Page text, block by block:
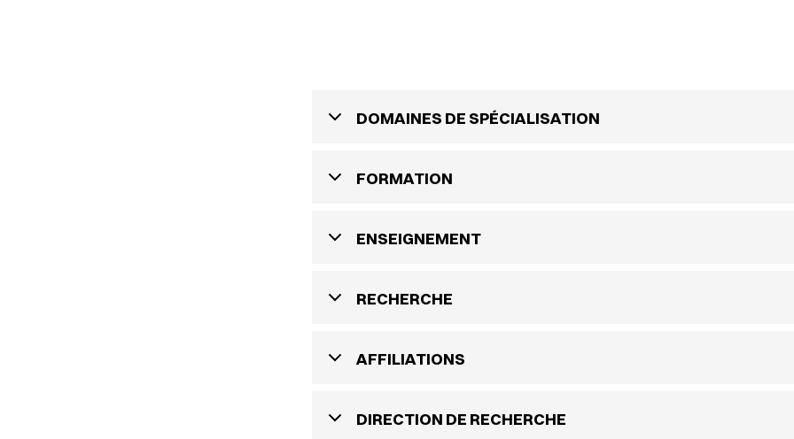
DOMAINES DE SPÉCIALISATION
FORMATION
ENSEIGNEMENT
RECHERCHE
AFFILIATIONS
DIRECTION DE RECHERCHE